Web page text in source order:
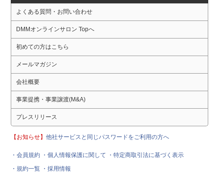
よくある質問・お問い合わせ
DMMオンラインサロン Topへ
初めての方はこちら
メールマガジン
会社概要
事業提携・事業譲渡(M&A)
プレスリリース
【お知らせ】他社サービスと同じパスワードをご利用の方へ
・会員規約 ・個人情報保護に関して
・特定商取引法に基づく表示
・規約一覧 ・採用情報